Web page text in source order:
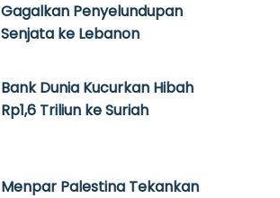
Gagalkan Penyelundupan
Senjata ke Lebanon
Bank Dunia Kucurkan Hibah
Rp1,6 Triliun ke Suriah
Menpar Palestina Tekankan